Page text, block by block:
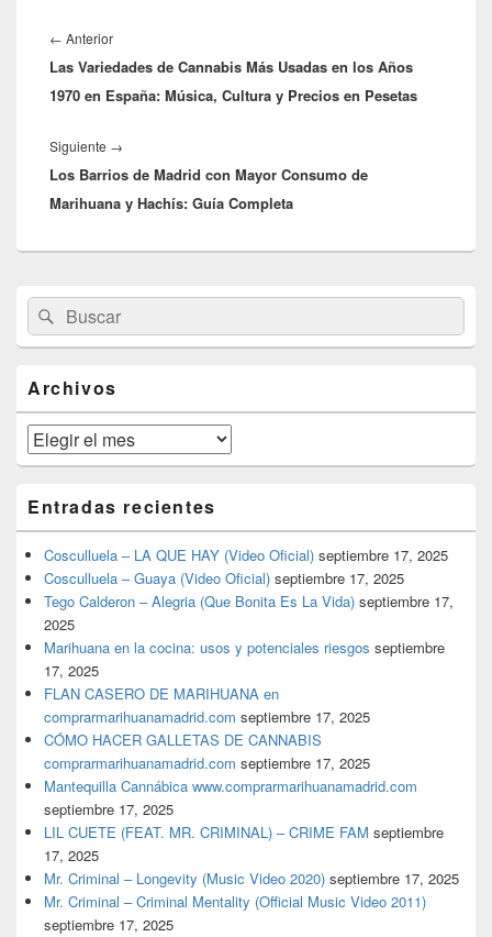
de
entradas
← AnteriorEntrada
anterior:
Las Variedades de Cannabis Más Usadas en los Años
1970 en España: Música, Cultura y Precios en Pesetas
Siguiente →
siguiente:
Los Barrios de Madrid con Mayor Consumo de
Marihuana y Hachís: Guía Completa
área
de
widget
lateral
primaria
Buscar
por:
Buscar
Archivos
Archivos
Entradas recientes
Cosculluela – LA QUE HAY (Video Oficial) septiembre 17, 2025
Cosculluela – Guaya (Video Oficial) septiembre 17, 2025
Tego Calderon – Alegria (Que Bonita Es La Vida) septiembre 17,
2025
Marihuana en la cocina: usos y potenciales riesgos septiembre
17, 2025
FLAN CASERO DE MARIHUANA en
comprarmarihuanamadrid.com septiembre 17, 2025
CÓMO HACER GALLETAS DE CANNABIS
comprarmarihuanamadrid.com septiembre 17, 2025
Mantequilla Cannábica www.comprarmarihuanamadrid.com
septiembre 17, 2025
LIL CUETE (FEAT. MR. CRIMINAL) – CRIME FAM septiembre
17, 2025
Mr. Criminal – Longevity (Music Video 2020) septiembre 17, 2025
Mr. Criminal – Criminal Mentality (Official Music Video 2011)
septiembre 17, 2025